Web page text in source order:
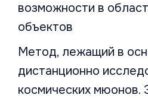
возможности в
объектов
Метод, лежащий в
дистанционно
космических